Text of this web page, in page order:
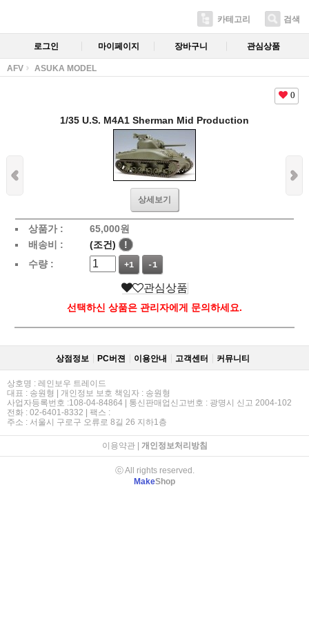
카테고리 검색
로그인 마이페이지 장바구니 관심상품
AFV ASUKA MODEL
0
1/35 U.S. M4A1 Sherman Mid Production
상세보기
상품가 : 65,000원
배송비 :
(조건)
!
수량 :
+1 -1
관심상품
선택하신 상품은 관리자에게 문의하세요.
상점정보 PC버젼 이용안내 고객센터 커뮤니티
상호명 : 레인보우 트레이드
대표 : 송원형 | 개인정보 보호 책임자 : 송원형
사업자등록번호 :108-04-84864 | 통신판매업신고번호 : 광명시 신고 2004-102
전화 : 02-6401-8332 | 팩스 :
주소 : 서울시 구로구 오류로 8길 26 지하1층
이용약관| 개인정보처리방침
ⓒ All rights reserved.
MakeShop